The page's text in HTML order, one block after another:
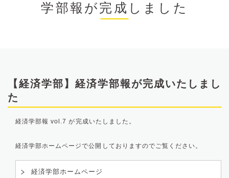
学部報が完成しました
【経済学部】経済学部報が完成いたしまし
た
経済学部報 vol.7 が完成いたしました。
経済学部ホームページで公開しておりますのでご覧ください。
経済学部ホームページ